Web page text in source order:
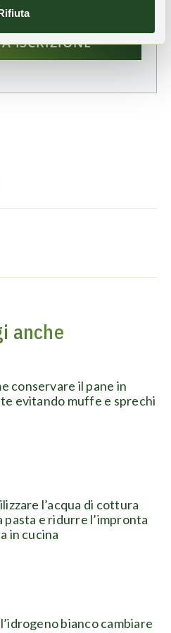
anche
conservare il pane in
evitando muffe e sprechi
l’acqua di cottura
pasta e ridurre l’impronta
in cucina
bianco cambiare